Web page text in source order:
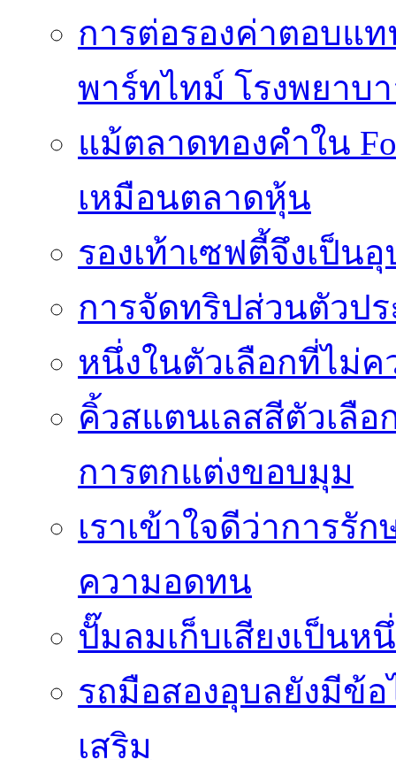
การต่อรองค่าตอบแ
พาร์ทไทม์ โรงพยาบ
แม้ตลาดทองคำใน
เหมือนตลาดหุ้น
รองเท้าเซฟตี้จึงเป็
การจัดทริปส่วนตัวป
หนึ่งในตัวเลือกที่ไม่ค
คิ้วสแตนเลสสีตัวเลื
การตกแต่งขอบมุม
เราเข้าใจดีว่าการรั
ความอดทน
ปั๊มลมเก็บเสียงเป็น
รถมือสองอุบลยังมีข้อ
เสริม